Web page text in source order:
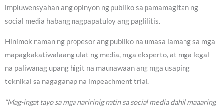
impluwensyahan ang opinyon ng publiko sa pamamagitan ng
social media habang nagpapatuloy ang paglilitis.
Hinimok naman ng propesor ang publiko na umasa lamang sa mga
mapagkakatiwalaang ulat ng media, mga eksperto, at mga legal
na paliwanag upang higit na maunawaan ang mga usaping
teknikal sa nagaganap na impeachment trial.
“Mag-ingat tayo sa mga naririnig natin sa social media dahil maaaring